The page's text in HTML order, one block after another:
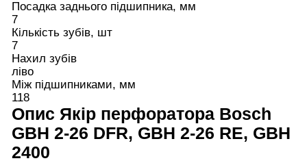
Посадка заднього підшипника, мм
7
Кількість зубів, шт
7
Нахил зубів
ліво
Між підшипниками, мм
118
Опис Якір перфоратора Bosch
GBH 2-26 DFR, GBH 2-26 RE, GBH
2400